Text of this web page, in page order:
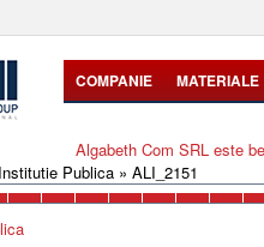
COMPANIE MATERIALE
Algabeth Com SRL este
Publica » ALI_2151